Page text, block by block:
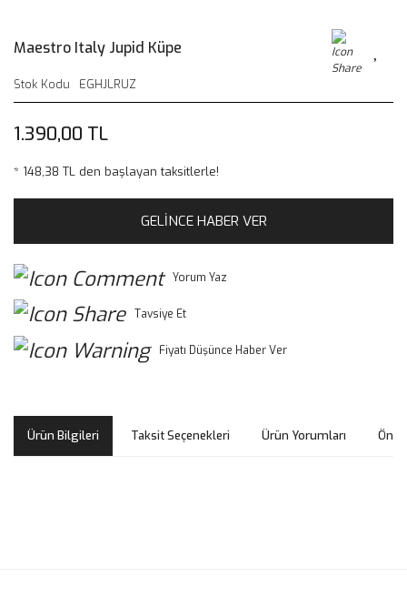
Maestro Italy Jupid Küpe
Stok Kodu EGHJLRUZ
1.390,00 TL
* 148,38 TL den başlayan taksitlerle!
GELİNCE HABER VER
Yorum Yaz
Tavsiye Et
Fiyatı Düşünce Haber Ver
Ürün Bilgileri Taksit Seçenekleri Ürün Yorumları